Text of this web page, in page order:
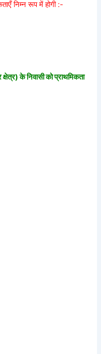
निम्न रूप में होगी :-
के निवासी को प्राथमिकता